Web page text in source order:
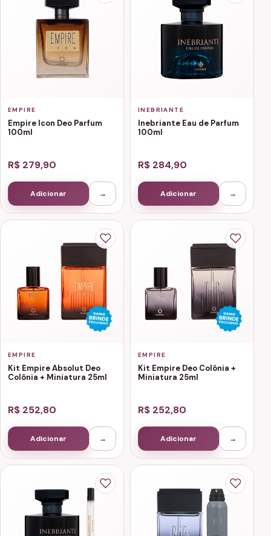
EMPIRE
Empire Icon Deo Parfum
100ml
R$ 279,90
Adicionar →
INEBRIANTE
Inebriante Eau de Parfum
100ml
R$ 284,90
Adicionar →
EMPIRE
Kit Empire Absolut Deo
Colônia + Miniatura 25ml
R$ 252,80
Adicionar →
EMPIRE
Kit Empire Deo Colônia +
Miniatura 25ml
R$ 252,80
Adicionar →